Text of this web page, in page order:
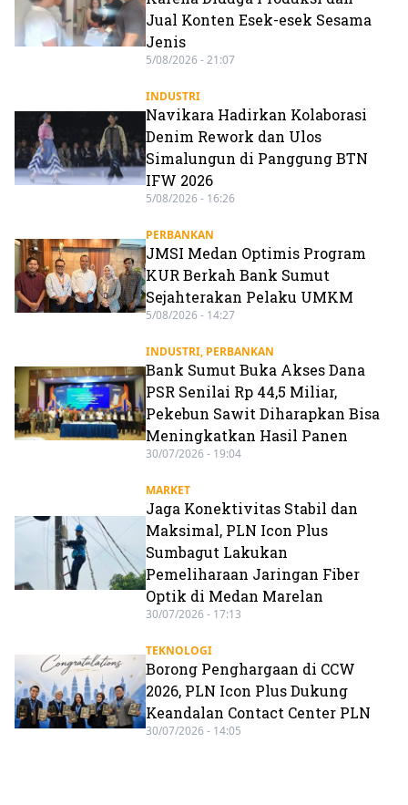
Jual Konten Esek-esek Sesama
Jenis
5/08/2026 - 21:07
INDUSTRI
Navikara Hadirkan Kolaborasi
Denim Rework dan Ulos
Simalungun di Panggung BTN
IFW 2026
5/08/2026 - 16:26
PERBANKAN
JMSI Medan Optimis Program
KUR Berkah Bank Sumut
Sejahterakan Pelaku UMKM
5/08/2026 - 14:27
INDUSTRI, PERBANKAN
Bank Sumut Buka Akses Dana
PSR Senilai Rp 44,5 Miliar,
Pekebun Sawit Diharapkan Bisa
Meningkatkan Hasil Panen
30/07/2026 - 19:04
MARKET
Jaga Konektivitas Stabil dan
Maksimal, PLN Icon Plus
Sumbagut Lakukan
Pemeliharaan Jaringan Fiber
Optik di Medan Marelan
30/07/2026 - 17:13
TEKNOLOGI
Borong Penghargaan di CCW
2026, PLN Icon Plus Dukung
Keandalan Contact Center PLN
30/07/2026 - 14:05